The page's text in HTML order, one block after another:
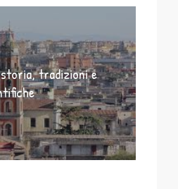
tradizioni e